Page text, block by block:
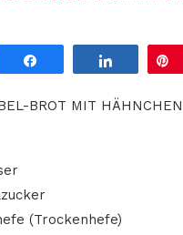
BROT MIT HÄHNCHEN
(Trockenhefe)